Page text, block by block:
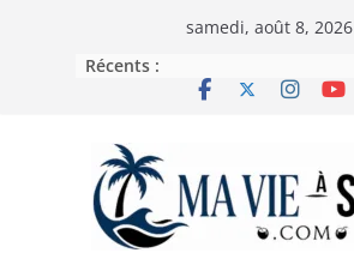
samedi, août 8, 2026
Récents :